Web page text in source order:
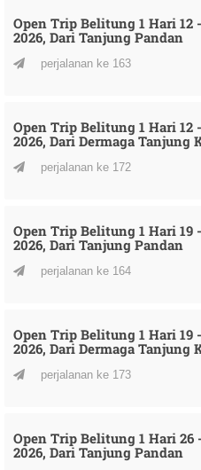
Open Trip Belitung 1 Hari 12
2026, Dari Tanjung Pandan
perjalanan ke 163
Open Trip Belitung 1 Hari 12
2026, Dari Dermaga Tanjung
perjalanan ke 172
Open Trip Belitung 1 Hari 19
2026, Dari Tanjung Pandan
perjalanan ke 164
Open Trip Belitung 1 Hari 19
2026, Dari Dermaga Tanjung
perjalanan ke 173
Open Trip Belitung 1 Hari 26
2026, Dari Tanjung Pandan